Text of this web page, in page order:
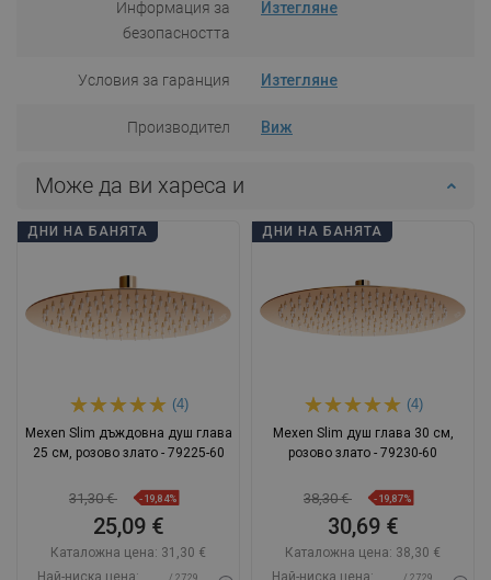
Информация за
безопасността
Изтегляне
Условия за гаранция Изтегляне
Производител Виж
Може да ви хареса и
ДНИ НА БАНЯТА
(4)
Mexen Slim дъждовна душ глава
25 см, розово злато - 79225-60
31,30 € -19,84%
25,09 €
Каталожна цена: 31,30 €
Най-ниска цена:
/ 27,29
ДНИ НА БАНЯТА
(4)
Mexen Slim душ глава 30 см,
розово злато - 79230-60
38,30 € -19,87%
30,69 €
Каталожна цена: 38,30 €
Най-ниска цена:
/ 27,29